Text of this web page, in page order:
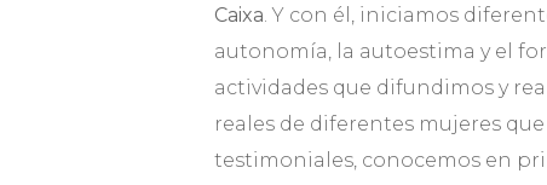
Caixa. Y con él, iniciamos
autonomía, la autoestima y el
actividades que difundimos y
reales de diferentes mujeres
testimoniales, conocemos en